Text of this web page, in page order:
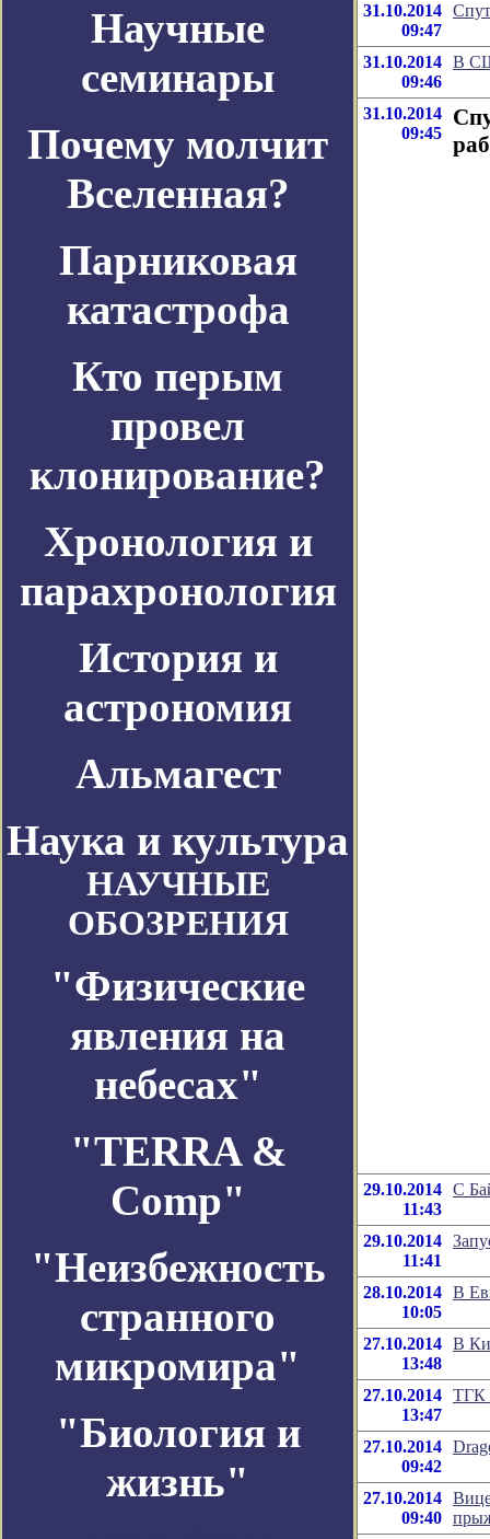
Научные
семинары
Почему молчит
Вселенная?
Парниковая
катастрофа
Кто перым
провел
клонирование?
Хронология и
парахронология
История и
астрономия
Альмагест
Наука и культура
НАУЧНЫЕ
ОБОЗРЕНИЯ
"Физические
явления на
небесах"
"TERRA &
Comp"
"Неизбежность
странного
микромира"
"Биология и
жизнь"
31.10.2014
09:47
31.10.2014
09:46
В
31.10.2014
09:45
29.10.2014
11:43
С
29.10.2014
11:41
28.10.2014
10:05
В
27.10.2014
13:48
В
27.10.2014
13:47
ТГК
27.10.2014
09:42
27.10.2014
09:40